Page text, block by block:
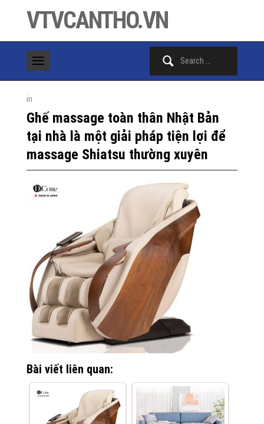
VTVCANTHO.VN
in
Ghế massage toàn thân Nhật Bản
tại nhà là một giải pháp tiện lợi để
massage Shiatsu thường xuyên
Bài viết liên quan: